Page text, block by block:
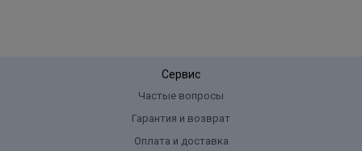
Сервис
Частые вопросы
Гарантия и возврат
Оплата и доставка